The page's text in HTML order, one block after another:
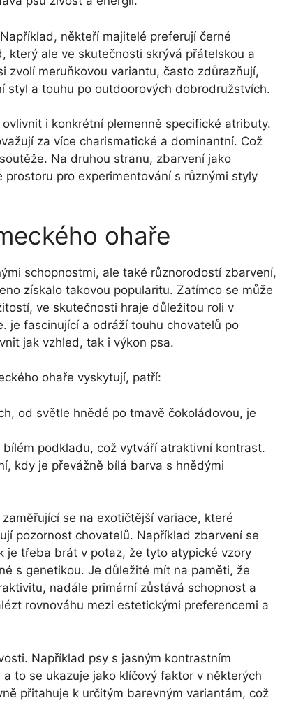
někteří majitelé preferují černé
který ale ve skutečnosti skrývá přátelskou a
zvolí meruňkovou variantu, často zdůrazňují,
styl a touhu po outdoorových dobrodružstvích.
i konkrétní plemenně specifické atributy.
za více charismatické a dominantní. Což
Na druhou stranu, zbarvení jako
pro experimentování s různými styly
ohaře
schopnostmi, ale také různorodostí zbarvení,
získalo takovou popularitu. Zatímco se může
ve skutečnosti hraje důležitou roli v
je fascinující a odráží touhu chovatelů po
jak vzhled, tak i výkon psa.
ohaře vyskytují, patří:
od světle hnědé po tmavě čokoládovou, je
bílém podkladu, což vytváří atraktivní kontrast.
kdy je převážně bílá barva s hnědými
se na exotičtější variace, které
pozornost chovatelů. Například zbarvení se
je třeba brát v potaz, že tyto atypické vzory
s genetikou. Je důležité mít na paměti, že
nadále primární zůstává schopnost a
rovnováhu mezi estetickými preferencemi a
Například psy s jasným kontrastním
to se ukazuje jako klíčový faktor v některých
přitahuje k určitým barevným variantám, což